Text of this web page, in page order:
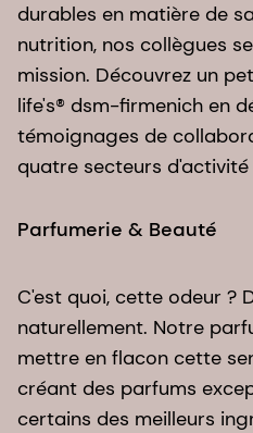
durables en matière de
nutrition, nos collègues
mission. Découvrez un
life's® dsm-firmenich en
témoignages de
quatre secteurs
Parfumerie & Beauté​
C'est quoi, cette odeur ?
naturellement. Notre
mettre en flacon cette
créant des parfums
certains des meilleurs